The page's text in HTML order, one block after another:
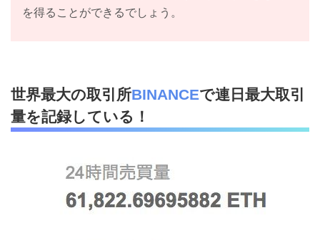
を得ることができるでしょう。
世界最大の取引所BINANCEで連日最大取引
量を記録している！